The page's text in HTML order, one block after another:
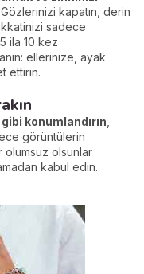
Gözlerinizi kapatın, derin
sadece
ila 10 kez
ellerinize, ayak
ettirin.
konumlandırın
görüntülerin
olumsuz olsunlar
kabul edin.